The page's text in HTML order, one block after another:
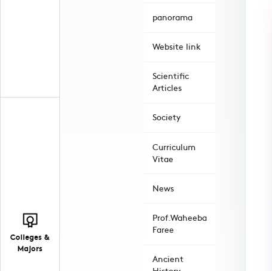
Colleges &
Majors
panorama
Website link
Scientific
Articles
Society
Curriculum
Vitae
News
Prof.Waheeba
Faree
Ancient